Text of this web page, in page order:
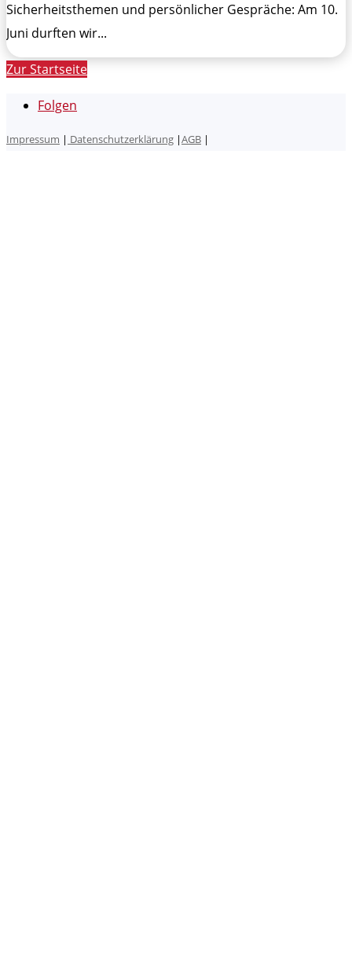
Sicherheitsthemen und persönlicher Gespräche: Am 10.
Juni durften wir...
Zur Startseite
Folgen
Impressum | Datenschutzerklärung |AGB |